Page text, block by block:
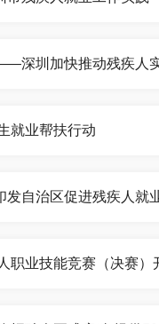
深圳加快推动残疾人
就业帮扶行动
发自治区促进残疾人
职业技能竞赛（决赛）